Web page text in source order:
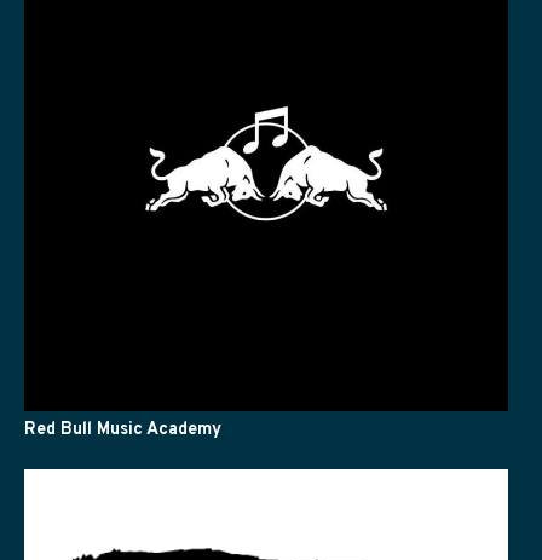
Red Bull Music Academy